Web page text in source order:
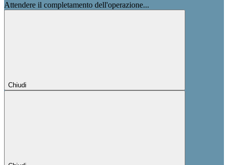
Attendere il completamento dell'operazione...
Chiudi